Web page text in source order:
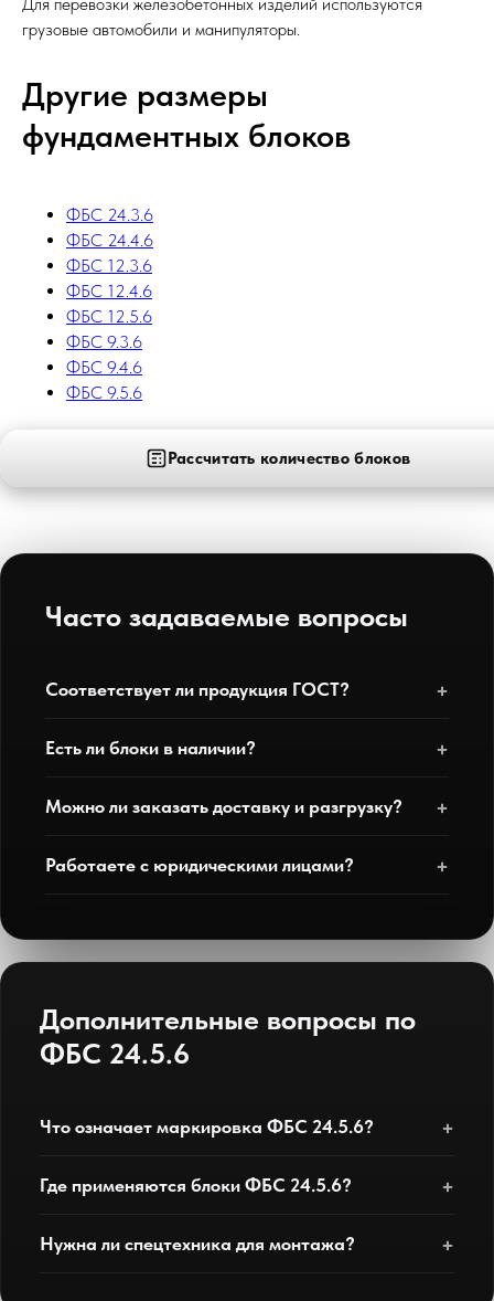
грузовые автомобили и манипуляторы.
Другие размеры
фундаментных блоков
ФБС 24.3.6
ФБС 24.4.6
ФБС 12.3.6
ФБС 12.4.6
ФБС 12.5.6
ФБС 9.3.6
ФБС 9.4.6
ФБС 9.5.6
Рассчитать количество блоков
Часто задаваемые вопросы
Соответствует ли продукция ГОСТ?
Есть ли блоки в наличии?
Можно ли заказать доставку и разгрузку?
Работаете с юридическими лицами?
Дополнительные вопросы по
ФБС 24.5.6
Что означает маркировка ФБС 24.5.6?
Где применяются блоки ФБС 24.5.6?
Нужна ли спецтехника для монтажа?